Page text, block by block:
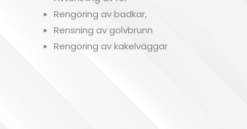
Rengöring av badkar,
Rensning av golvbrunn
Rengöring av kakelväggar